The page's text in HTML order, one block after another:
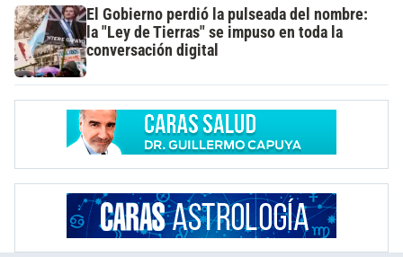
El Gobierno perdió la pulseada del nombre:
la "Ley de Tierras" se impuso en toda la
conversación digital